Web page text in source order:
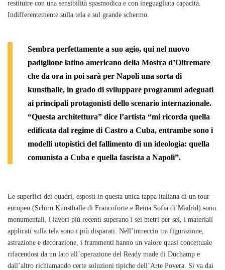
restituire con una sensibilità spasmodica e con ineguagliata capacità.
Indifferentemente sulla tela e sul grande schermo.
Sembra perfettamente a suo agio, qui nel nuovo
padiglione latino americano della Mostra d’Oltremare
che da ora in poi sarà per Napoli una sorta di
kunsthalle, in grado di sviluppare programmi adeguati
ai principali protagonisti dello scenario internazionale.
“Questa architettura” dice l’artista “mi ricorda quella
edificata dal regime di Castro a Cuba, entrambe sono i
modelli utopistici del fallimento di un ideologia: quella
comunista a Cuba e quella fascista a Napoli”.
Le superfici dei quadri, esposti in questa unica tappa italiana di un tour
europeo (Schirn Kunsthalle di Francoforte e Reina Sofia di Madrid) sono
monumentali, i lavori più recenti superano i sei metri per sei, i materiali
applicati sulla tela sono i più disparati. Nell’intreccio tra figurazione,
astrazione e decorazione, i frammenti hanno un valore quasi concettuale
rifacendosi da un lato all’operazione del Ready made di Duchamp e
dall’altro richiamando certe soluzioni tipiche dell’Arte Povera. Si va dai